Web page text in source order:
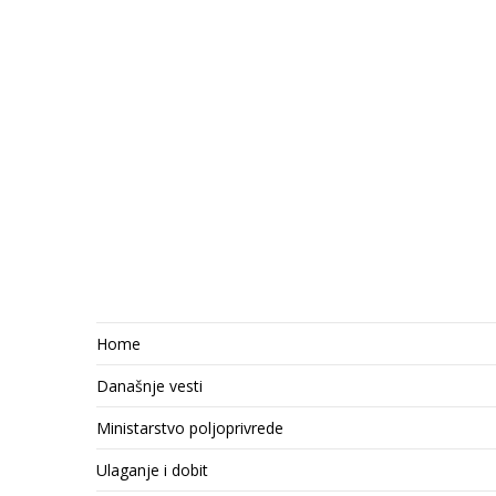
Home
Današnje vesti
Ministarstvo poljoprivrede
Ulaganje i dobit